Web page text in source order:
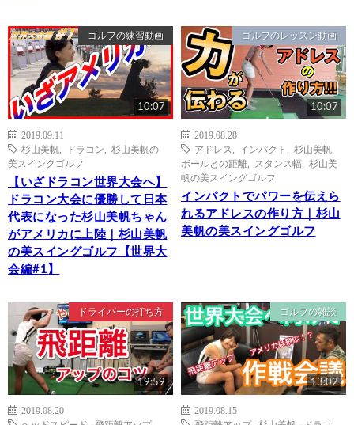
ゴルフの練習動画
10:07
2019.09.11
杉山美帆
ドラコン
杉山美帆の
美スイングゴルフ
【いざドラコン世界大会へ】
ドラコン大会に優勝して日本
代表になった杉山美帆ちゃん
がアメリカに上陸｜杉山美帆
の美スイングゴルフ【世界大
会編#1】
ゴルフのレッスン動画
10:07
2019.08.28
アドレス
インパクト 杉山美帆
ボールとの距離
スタンス幅
杉山美
帆の美スイングゴルフ
インパクトでパワーを伝えら
れるアドレスの作り方｜杉山
美帆の美スイングゴルフ
ドライバーの打ち方
19:59
2019.08.20
ゴルフの雑談
13:02
2019.08.15